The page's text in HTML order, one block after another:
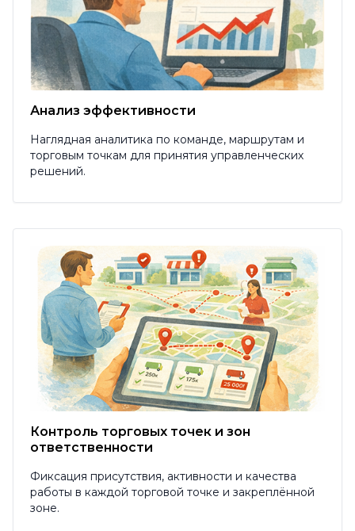
Анализ эффективности
Наглядная аналитика по команде, маршрутам и
торговым точкам для принятия управленческих
решений.
Контроль торговых точек и зон
ответственности
Фиксация присутствия, активности и качества
работы в каждой торговой точке и закреплённой
зоне.